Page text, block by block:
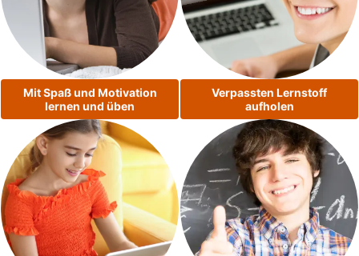
Mit Spaß und Motivation
lernen und üben
Verpassten Lernstoff
aufholen